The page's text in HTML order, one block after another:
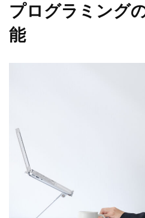
プログラミング
能